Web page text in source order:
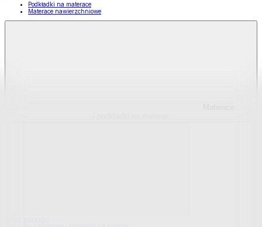
Podkładki na materace
Materace nawierzchniowe